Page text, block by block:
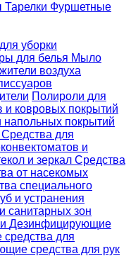
Тарелки Фуршетные
уборки
для белья Мыло
воздуха
Полироли для
и ковровых покрытий
покрытий
Средства для
и
и зеркал Средства
от насекомых
специального
и устранения
санитарных зон
Дезинфицирующие
для
средства для рук